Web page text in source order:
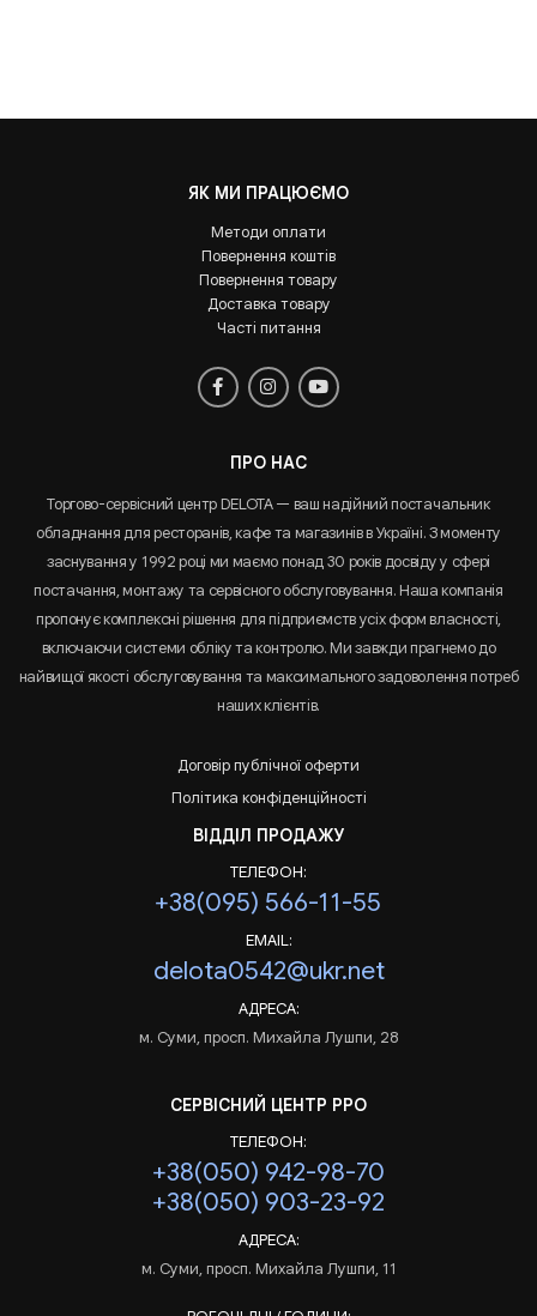
ЯК МИ ПРАЦЮЄМО
Методи оплати
Повернення коштів
Повернення товару
Доставка товару
Часті питання
ПРО НАС
Торгово-сервісний центр DELOTA — ваш надійний постачальник
обладнання для ресторанів, кафе та магазинів в Україні. З моменту
заснування у 1992 році ми маємо понад 30 років досвіду у сфері
постачання, монтажу та сервісного обслуговування. Наша компанія
пропонує комплексні рішення для підприємств усіх форм власності,
включаючи системи обліку та контролю. Ми завжди прагнемо до
найвищої якості обслуговування та максимального задоволення потреб
наших клієнтів.
Договір публічної оферти
Політика конфіденційності
ВІДДІЛ ПРОДАЖУ
ТЕЛЕФОН:
+38(095) 566-11-55
EMAIL:
delota0542@ukr.net
АДРЕСА:
м. Суми, просп. Михайла Лушпи, 28
СЕРВІСНИЙ ЦЕНТР РРО
ТЕЛЕФОН:
+38(050) 942-98-70
+38(050) 903-23-92
АДРЕСА:
м. Суми, просп. Михайла Лушпи, 11